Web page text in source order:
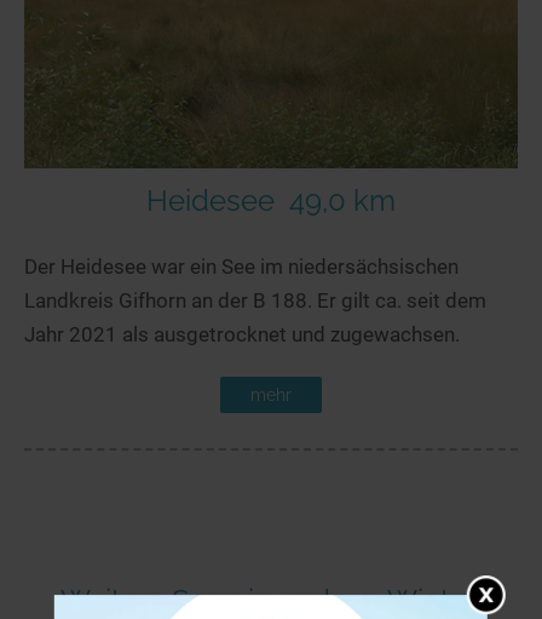
Heidesee 49,0 km
Der Heidesee war ein See im niedersächsischen
Landkreis Gifhorn an der B 188. Er gilt ca. seit dem
Jahr 2021 als ausgetrocknet und zugewachsen.
mehr
Weitere Seen in und um Wietze